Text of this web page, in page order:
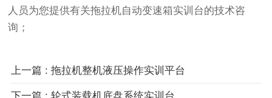
人员为您提供有关拖拉机自动变速箱实训台的技术咨
询；
上一篇 : 拖拉机整机液压操作实训平台